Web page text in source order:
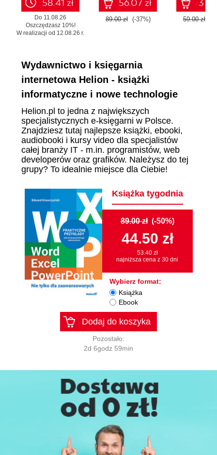
58.41 zł
Do 11.08.26
Oszczędzasz 10%!
W realizacji od 12.08.26 r.
56.07 zł
89.00 zł (-37%) 59.00 zł
Wydawnictwo i księgarnia
internetowa Helion - książki
informatyczne i nowe technologie
Helion.pl to jedna z największych
specjalistycznych e-księgarni w Polsce.
Znajdziesz tutaj najlepsze książki, ebooki,
audiobooki i kursy video dla specjalistów
całej branży IT - m.in. programistów, web
developerów oraz grafików. Należysz do tej
grupy? To idealnie miejsce dla Ciebie!
Książka tygodnia
89.00 zł (-50%)
44.50 zł
53.40 zł
najniższa cena z 30 dni
Wybierz format:
Książka
Ebook
Dodaj do koszyka
Pozostało:
2d 6godz 59min